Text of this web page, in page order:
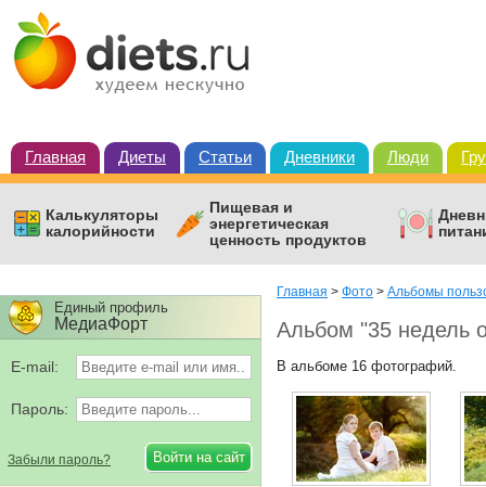
Главная Диеты Статьи Дневники Люди
Калькуляторы
калорийности
Пищевая и
энергетическая
ценность продуктов
Главная > Фото > Альбомы
Альбом "35 недель
В альбоме 16 фотографий.
Единый профиль
МедиаФорт
E-mail:
Пароль:
Забыли пароль?